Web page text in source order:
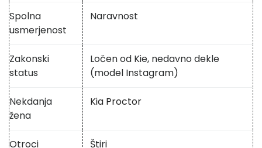
Spolna
usmerjenost
Naravnost
Zakonski
status
Ločen od Kie, nedavno dekle
(model Instagram)
Nekdanja
žena
Kia Proctor
Otroci Štiri